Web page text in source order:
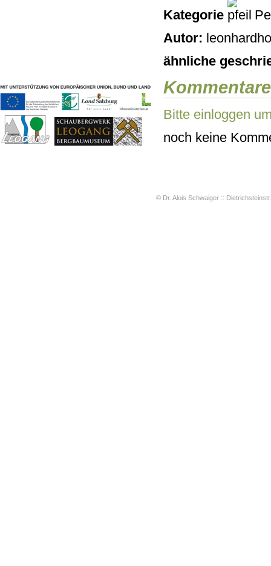
Kategorie
Autor:
ähnliche
Kommentare
Bitte einloggen
noch keine
© Dr. Alois Schwaiger ::